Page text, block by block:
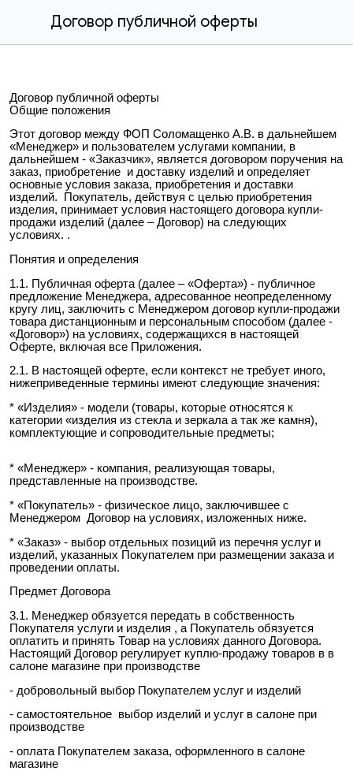
Договор публичной оферты
Договор публичной оферты
Общие положения
Этот договор между ФОП Соломащенко А.В. в дальнейшем
«Менеджер» и пользователем услугами компании, в
дальнейшем - «Заказчик», является договором поручения на
заказ, приобретение и доставку изделий и определяет
основные условия заказа, приобретения и доставки
изделий. Покупатель, действуя с целью приобретения
изделия, принимает условия настоящего договора купли-
продажи изделий (далее – Договор) на следующих
условиях. .
Понятия и определения
1.1. Публичная оферта (далее – «Оферта») - публичное
предложение Менеджера, адресованное неопределенному
кругу лиц, заключить с Менеджером договор купли-продажи
товара дистанционным и персональным способом (далее -
«Договор») на условиях, содержащихся в настоящей
Оферте, включая все Приложения.
2.1. В настоящей оферте, если контекст не требует иного,
нижеприведенные термины имеют следующие значения:
* «Изделия» - модели (товары, которые относятся к
категории «изделия из стекла и зеркала а так же камня),
комплектующие и сопроводительные предметы;
* «Менеджер» - компания, реализующая товары,
представленные на производстве.
* «Покупатель» - физическое лицо, заключившее с
Менеджером Договор на условиях, изложенных ниже.
* «Заказ» - выбор отдельных позиций из перечня услуг и
изделий, указанных Покупателем при размещении заказа и
проведении оплаты.
Предмет Договора
3.1. Менеджер обязуется передать в собственность
Покупателя услуги и изделия , а Покупатель обязуется
оплатить и принять Товар на условиях данного Договора.
Настоящий Договор регулирует куплю-продажу товаров в в
салоне магазине при производстве
- добровольный выбор Покупателем услуг и изделий
- самостоятельное выбор изделий и услуг в салоне при
производстве
- оплата Покупателем заказа, оформленного в салоне
магазине